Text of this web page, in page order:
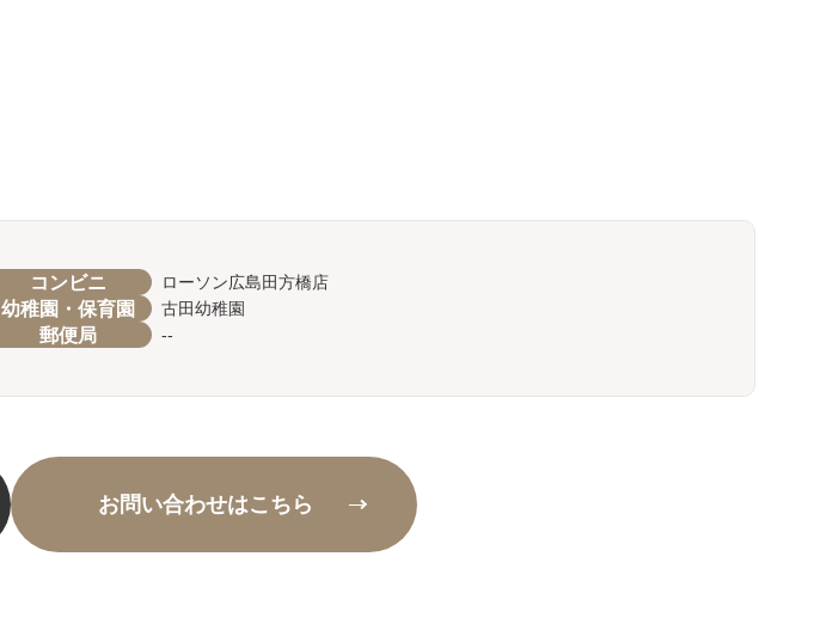
コンビニ ローソン広島田方橋店
幼稚園・保育園 古田幼稚園
郵便局 --
お問い合わせはこちら